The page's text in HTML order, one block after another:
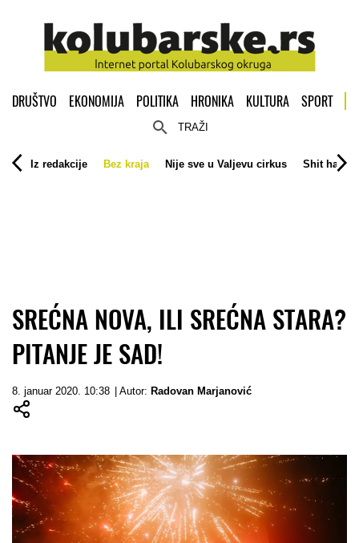
DRUŠTVO EKONOMIJA POLITIKA HRONIKA KULTURA SPORT
TRAŽI
Iz redakcije Bez kraja Nije sve u Valjevu cirkus Shit
SREĆNA NOVA, ILI SREĆNA STARA?
PITANJE JE SAD!
8. januar 2020. 10:38 | Autor: Radovan Marjanović